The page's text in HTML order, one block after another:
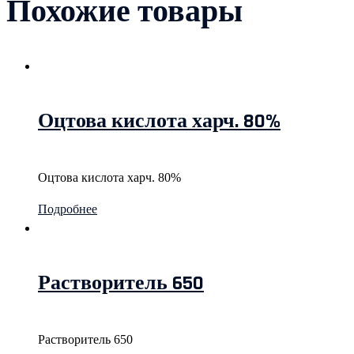
Похожие товары
Оцтова кислота харч. 80%
Оцтова кислота харч. 80%
Подробнее
Растворитель 650
Растворитель 650